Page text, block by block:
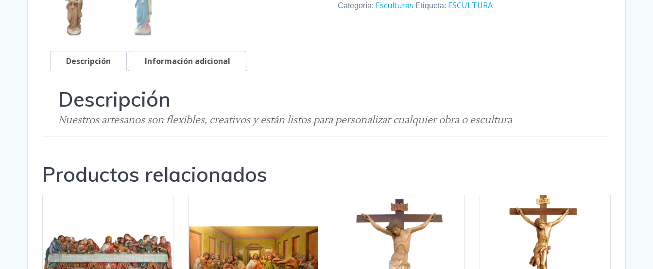
Categoría: Esculturas Etiqueta: ESCULTURA
Descripción Información adicional
Descripción
Nuestros artesanos son flexibles, creativos y están listos para personalizar cualquier obra o escultura
Productos relacionados